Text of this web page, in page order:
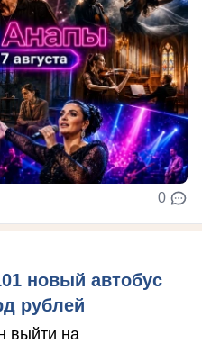
0
новый автобус
рублей
выйти на